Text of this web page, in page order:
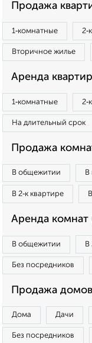
Продажа
1‑комнатные
Вторичное жилье
Аренда
1‑комнатные
На длительный срок
Продажа
В общежитии В
В 2‑к квартире
Аренда комнат
В общежитии В
Без посредников
Продажа
Дома Дачи
Без посредников